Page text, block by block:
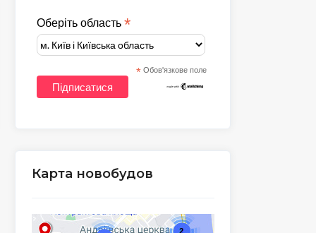
Оберіть область*
* Обов'язкове поле
Карта новобудов